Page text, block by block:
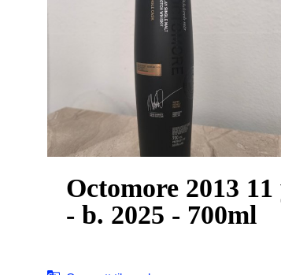
Octomore 2013
- b. 2025 - 700ml